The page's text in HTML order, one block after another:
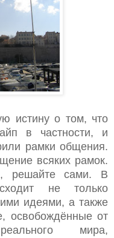
истину о том, что
в частности, и
рамки общения.
всяких рамок.
решайте сами. В
не только
идеями, а также
освобождённые от
мира,